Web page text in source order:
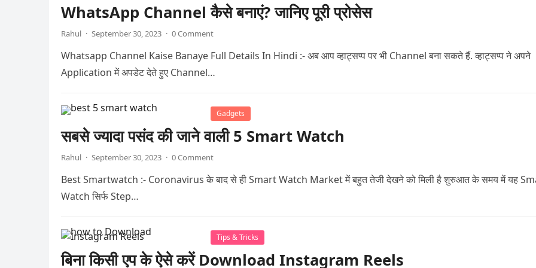
WhatsApp Channel कैसे बनाएं? जानिए पूरी प्रोसेस
Rahul · September 30, 2023 · 0 Comment
Whatsapp Channel Kaise Banaye Full Details In Hindi :- अब आप व्हाट्सप्प पर भी Channel बना सकते हैं. व्हाट्सप्प ने अपने
Application में अपडेट देते हुए Channel…
Gadgets
सबसे ज्यादा पसंद की जाने वाली 5 Smart Watch
Rahul · September 30, 2023 · 0 Comment
Best Smartwatch :- Coronavirus के बाद से ही Smart Watch Market में बहुत तेजी देखने को मिली है शुरुआत के समय में यह
Watch सिर्फ Step…
Tips & Tricks
बिना किसी एप के ऐसे करें Download Instagram Reels